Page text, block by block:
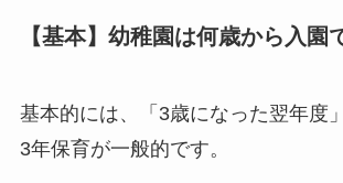
【基本】幼稚園は何歳から入園
基本的には、
「3歳になった翌年度
3年保育が一般的です。